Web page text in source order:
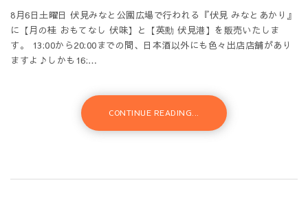
8月6日土曜日 伏見みなと公園広場で行われる『伏見 みなとあかり』
に【月の桂 おもてなし 伏味】と【英勳 伏見港】を販売いたしま
す。 13:00から20:00までの間、日本酒以外にも色々出店店舗があり
ますよ♪しかも16:…
CONTINUE READING...